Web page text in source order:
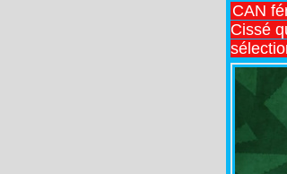
CAN
Cissé